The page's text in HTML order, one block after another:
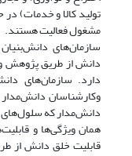
تولید کالا و خدمات) در
مشغول فعالیت هستند.
سازمان‌های
دانش از طریق پژوهش
دارد. سازمان‌های
وکارشناسان
دانش‌مدار که
همان ویژگی‌ها و
قابلیت خلق دانش از